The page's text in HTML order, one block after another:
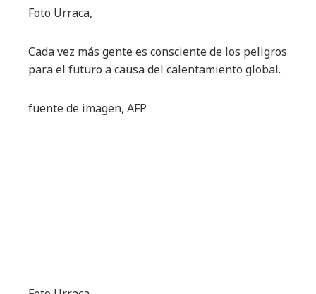
Foto Urraca,
Cada vez más gente es consciente de los peligros
para el futuro a causa del calentamiento global.
fuente de imagen, AFP